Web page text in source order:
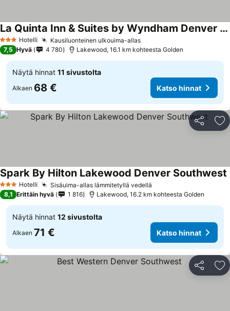
3 Tähtiluokitus
Hotelli Kausiluonteinen ulkouima-allasKatso hinnat
La Quinta Inn & Suites by Wyndham Denver Southwest Lakewood
Katso hinnat
7,5 Hyvä 4 780 Lakewood, 16.1 km kohteesta Golden
Näytä hinnat 11 sivustolta
Alkaen 68 € Katso hinnat
Jaa
3 Tähtiluokitus
Hotelli Sisäuima-allas lämmitetyllä vedellä
Spark By Hilton Lakewood Denver Southwest
8,1 Erittäin hyvä 1 816 Lakewood, 16.2 km kohteesta Golden
Näytä hinnat 12 sivustolta
Alkaen 71 € Katso hinnat
Jaa